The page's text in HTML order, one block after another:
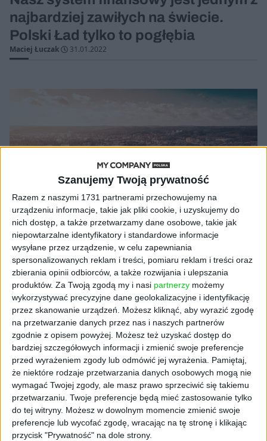
Szanujemy Twoją prywatność
Razem z naszymi 1731 partnerami przechowujemy na
urządzeniu informacje, takie jak pliki cookie, i uzyskujemy do
nich dostęp, a także przetwarzamy dane osobowe, takie jak
niepowtarzalne identyfikatory i standardowe informacje
wysyłane przez urządzenie, w celu zapewniania
spersonalizowanych reklam i treści, pomiaru reklam i treści oraz
zbierania opinii odbiorców, a także rozwijania i ulepszania
produktów. Za Twoją zgodą my i nasi partnerzy możemy
wykorzystywać precyzyjne dane geolokalizacyjne i identyfikację
przez skanowanie urządzeń. Możesz kliknąć, aby wyrazić zgodę
na przetwarzanie danych przez nas i naszych partnerów
zgodnie z opisem powyżej. Możesz też uzyskać dostęp do
bardziej szczegółowych informacji i zmienić swoje preferencje
przed wyrażeniem zgody lub odmówić jej wyrażenia. Pamiętaj,
że niektóre rodzaje przetwarzania danych osobowych mogą nie
wymagać Twojej zgody, ale masz prawo sprzeciwić się takiemu
przetwarzaniu. Twoje preferencje będą mieć zastosowanie tylko
do tej witryny. Możesz w dowolnym momencie zmienić swoje
preferencje lub wycofać zgodę, wracając na tę stronę i klikając
przycisk "Prywatność" na dole strony.
najbardziej zawiłych na świecie.
Polski Ład tylko to pogłębia
Maciej Łuczak 31.01.2022
AKTUALNOŚCI
Bank Światowy pomoże Pomorzu.
Będą nowe inwestycje?
Cezary Szczepański (oprac.) 14.09.2021